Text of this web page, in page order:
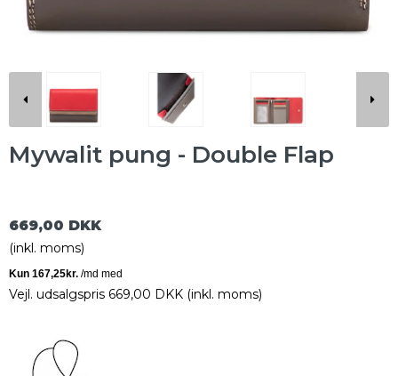
Mywalit pung - Double Flap
669,00 DKK
(inkl. moms)
Vejl. udsalgspris 669,00 DKK (inkl. moms)